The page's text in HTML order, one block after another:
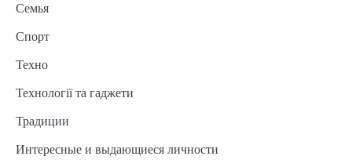
Семья
Спорт
Техно
Технології та гаджети
Традиции
Интересные и выдающиеся личности